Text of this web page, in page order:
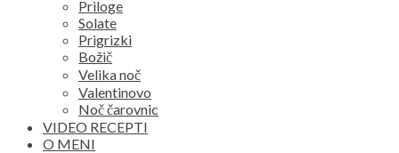
Priloge
Solate
Prigrizki
Božič
Velika noč
Valentinovo
Noč čarovnic
VIDEO RECEPTI
O MENI